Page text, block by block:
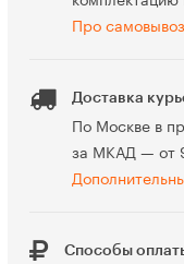
Про самовывоз
Доставка
По Москве в
за МКАД — от
Способы